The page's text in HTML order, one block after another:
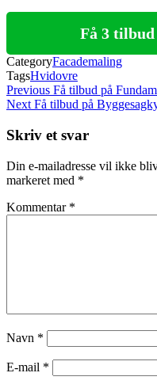
Få 3 tilbud
CategoryFacademaling
TagsHvidovre
Indlægsnavigation
Previous
Post
Previous Få tilbud på
Next
Next Få tilbud på
Skriv et svar
Din e-mailadresse vil ikke
markeret med *
Kommentar *
Navn *
E-mail *